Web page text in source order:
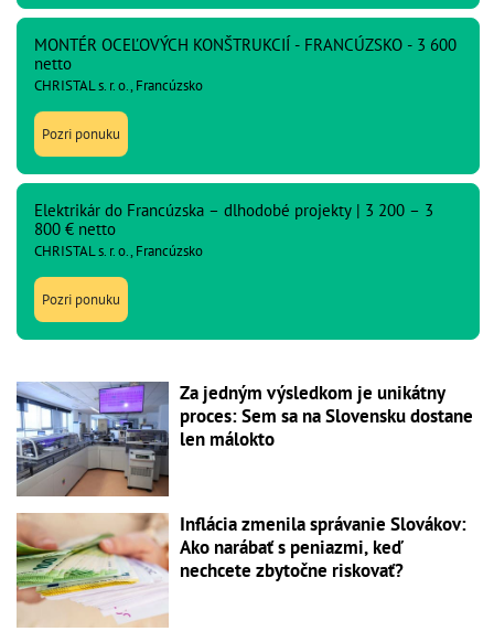
MONTÉR OCEĽOVÝCH KONŠTRUKCIÍ - FRANCÚZSKO - 3 600
netto
CHRISTAL s. r. o., Francúzsko
Pozri ponuku
Elektrikár do Francúzska – dlhodobé projekty | 3 200 – 3
800 € netto
CHRISTAL s. r. o., Francúzsko
Pozri ponuku
Za jedným výsledkom je unikátny
proces: Sem sa na Slovensku dostane
len málokto
Inflácia zmenila správanie Slovákov:
Ako narábať s peniazmi, keď
nechcete zbytočne riskovať?